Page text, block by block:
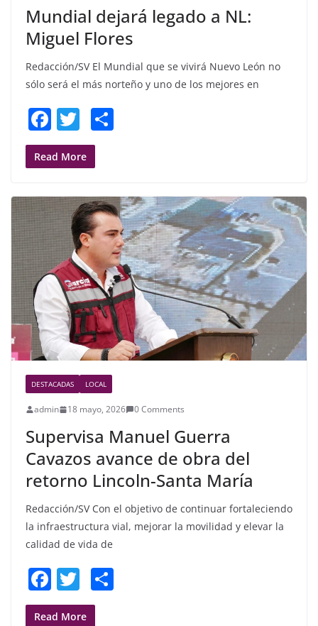
Mundial dejará legado a NL:
Miguel Flores
Redacción/SV El Mundial que se vivirá Nuevo León no
sólo será el más norteño y uno de los mejores en
F
a
c
b
o
o
k
T
w
itt
Read More
DESTACADAS LOCAL
admin 18 mayo, 2026 0 Comments
Supervisa Manuel Guerra
Cavazos avance de obra del
retorno Lincoln-Santa María
Redacción/SV Con el objetivo de continuar fortaleciendo
la infraestructura vial, mejorar la movilidad y elevar la
calidad de vida de
F
a
T
w
Read More